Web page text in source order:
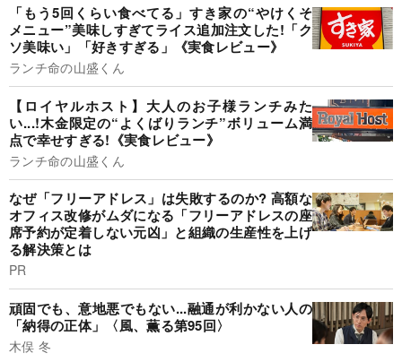
「もう5回くらい食べてる」すき家の“やけくそ
メニュー”美味しすぎてライス追加注文した!「ク
ソ美味い」「好きすぎる」《実食レビュー》
ランチ命の山盛くん
【ロイヤルホスト】大人のお子様ランチみた
い...!木金限定の“よくばりランチ”ボリューム満
点で幸せすぎる!《実食レビュー》
ランチ命の山盛くん
なぜ「フリーアドレス」は失敗するのか? 高額な
オフィス改修がムダになる「フリーアドレスの座
席予約が定着しない元凶」と組織の生産性を上げ
る解決策とは
PR
頑固でも、意地悪でもない...融通が利かない人の
「納得の正体」〈風、薫る第95回〉
木俣 冬